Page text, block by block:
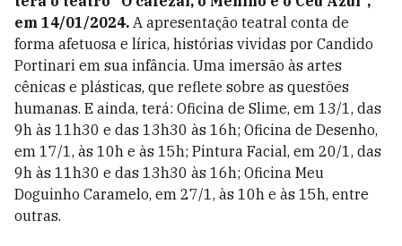
em 14/01/2024. A apresentação teatral conta de
forma afetuosa e lírica, histórias vividas por Candido
Portinari em sua infância. Uma imersão às artes
cênicas e plásticas, que reflete sobre as questões
humanas. E ainda, terá: Oficina de Slime, em 13/1, das
9h às 11h30 e das 13h30 às 16h; Oficina de Desenho,
em 17/1, às 10h e às 15h; Pintura Facial, em 20/1, das
9h às 11h30 e das 13h30 às 16h; Oficina Meu
Doguinho Caramelo, em 27/1, às 10h e às 15h, entre
outras.